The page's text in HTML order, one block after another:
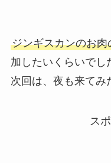
ジンギスカンのお肉
加したいくらいでし
次回は、夜も来てみ
ス